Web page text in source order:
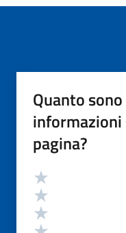
Quanto
informazioni
pagina?
Valutazione